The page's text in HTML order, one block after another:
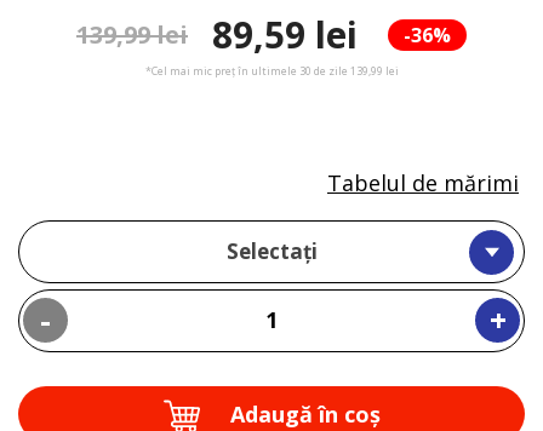
-36%
139,99 lei 89,59 lei
*Cel mai mic preț în ultimele 30 de zile 139,99 lei
Selectați
- +
Tabelul de mărimi
Adaugă în coş